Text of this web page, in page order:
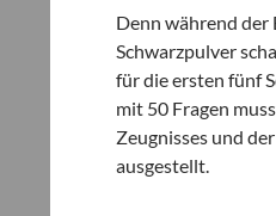
Denn während der
Schwarzpulver
für die ersten fünf
mit 50 Fragen
Zeugnisses und
ausgestellt.